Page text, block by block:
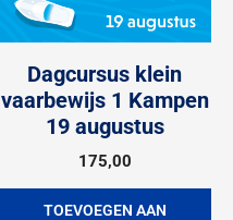
Dagcursus klein
vaarbewijs 1 Kampen
19 augustus
175,00
TOEVOEGEN AAN